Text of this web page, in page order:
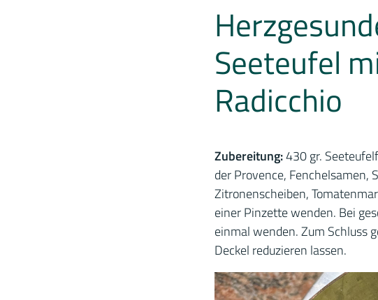
Seeteufel
Radicchio
Zubereitung:430 gr.
der Provence,
Zitronenscheiben,
einer Pinzette wenden. Bei
einmal wenden. Zum Schluss
Deckel reduzieren lassen.